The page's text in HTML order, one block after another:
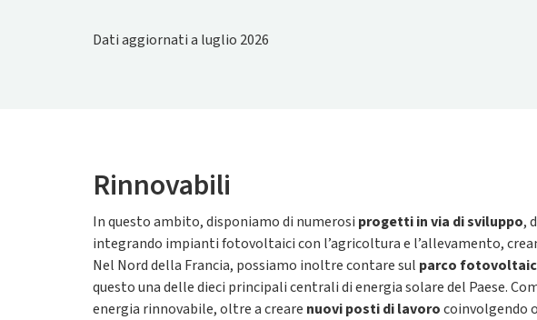
Dati aggiornati a luglio 2026
Rinnovabili
In questo ambito, disponiamo di numerosi progetti in via di sviluppo,
integrando impianti fotovoltaici con l’agricoltura e l’allevamento,
Nel Nord della Francia, possiamo inoltre contare sul parco
questo una delle dieci principali centrali di energia solare del Paese.
energia rinnovabile, oltre a creare nuovi posti di lavorocoinvolgendo